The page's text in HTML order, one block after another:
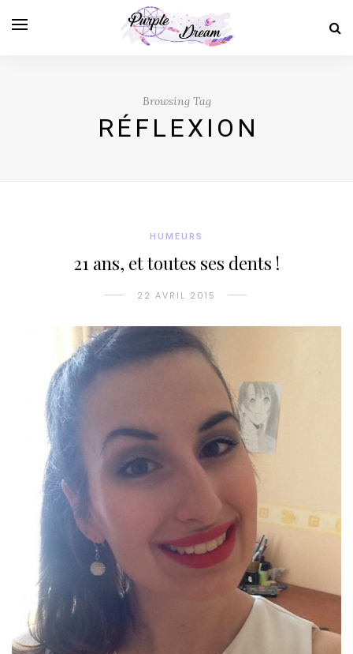
Browsing Tag
RÉFLEXION
HUMEURS
21 ans, et toutes ses dents !
22 AVRIL 2015